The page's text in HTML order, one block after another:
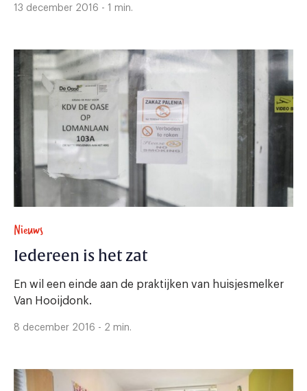
13 december 2016 - 1 min.
Nieuws
Iedereen is het zat
En wil een einde aan de praktijken van huisjesmelker
Van Hooijdonk.
8 december 2016 - 2 min.